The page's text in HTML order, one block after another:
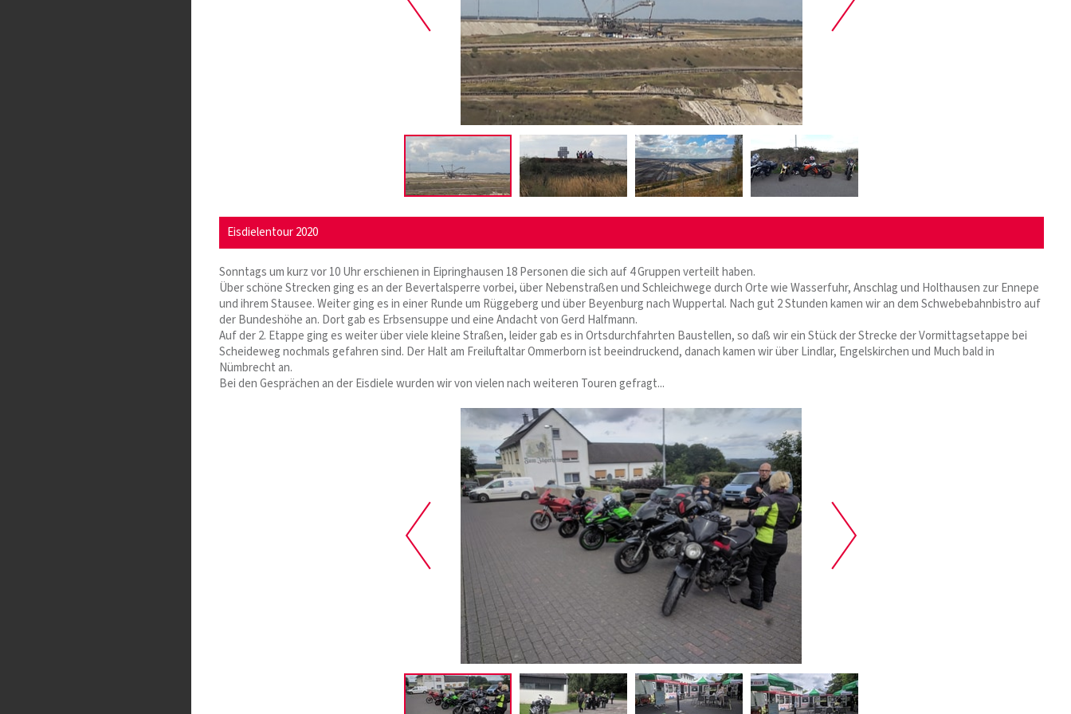
Eisdielentour 2020
Sonntags um kurz vor 10 Uhr erschienen in Eipringhausen 18 Personen die sich auf 4 Gruppen verteilt haben.
Über schöne Strecken ging es an der Bevertalsperre vorbei, über Nebenstraßen und Schleichwege durch Orte wie Wasserfuhr, Anschlag und Holthausen zur Ennepe
und ihrem Stausee. Weiter ging es in einer Runde um Rüggeberg und über Beyenburg nach Wuppertal. Nach gut 2 Stunden kamen wir an dem Schwebebahnbistro auf
der Bundeshöhe an. Dort gab es Erbsensuppe und eine Andacht von Gerd Halfmann.
Auf der 2. Etappe ging es weiter über viele kleine Straßen, leider gab es in Ortsdurchfahrten Baustellen, so daß wir ein Stück der Strecke der Vormittagsetappe bei
Scheideweg nochmals gefahren sind. Der Halt am Freiluftaltar Ommerborn ist beeindruckend, danach kamen wir über Lindlar, Engelskirchen und Much bald in
Nümbrecht an.
Bei den Gesprächen an der Eisdiele wurden wir von vielen nach weiteren Touren gefragt...